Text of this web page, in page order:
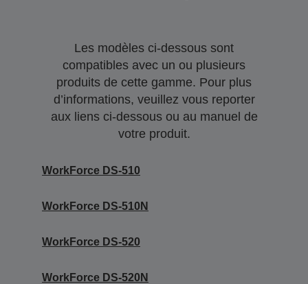
Les modèles ci-dessous sont
compatibles avec un ou plusieurs
produits de cette gamme. Pour plus
d’informations, veuillez vous reporter
aux liens ci-dessous ou au manuel de
votre produit.
WorkForce DS-510
WorkForce DS-510N
WorkForce DS-520
WorkForce DS-520N